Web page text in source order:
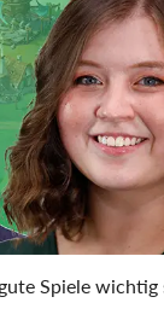
Spiele wichtig